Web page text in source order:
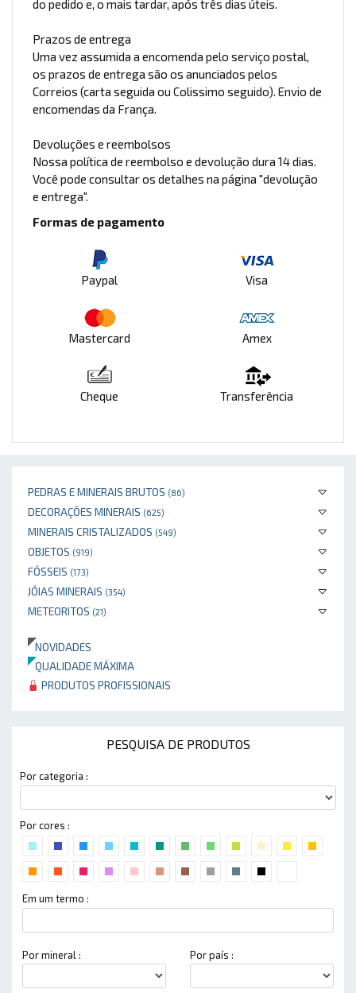
PEDRAS E MINERAIS BRUTOS (86)
DECORAÇÕES MINERAIS (625)
MINERAIS CRISTALIZADOS (549)
OBJETOS (919)
FÓSSEIS (173)
JÓIAS MINERAIS (354)
METEORITOS (21)
NOVIDADES
QUALIDADE MÁXIMA
PRODUTOS PROFISSIONAIS
PESQUISA DE PRODUTOS
Por categoria :
Por cores :
Em um termo :
Por mineral : Por país :
do pedido e, o mais tardar, após três dias úteis.
Prazos de entrega
Uma vez assumida a encomenda pelo serviço postal,
os prazos de entrega são os anunciados pelos
Correios (carta seguida ou Colissimo seguido). Envio de
encomendas da França.
Devoluções e reembolsos
Nossa política de reembolso e devolução dura 14 dias.
Você pode consultar os detalhes na página "devolução
e entrega".
Formas de pagamento
Paypal Visa
Mastercard Amex
Cheque Transferência